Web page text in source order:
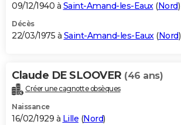
09/12/1940 à Saint-Amand-les-Eaux(Nord)
Décès
22/03/1975 à Saint-Amand-les-Eaux(Nord)
Claude DE SLOOVER (46 ans)
Créer une cagnotte obsèques
Naissance
16/02/1929 à Lille (Nord)